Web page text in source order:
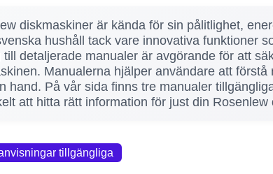
diskmaskiner är kända för sin pålitlighet,
hushåll tack vare innovativa funktioner
till detaljerade manualer är avgörande för att
Manualerna hjälper användare att
hand. På vår sida finns tre manualer
att hitta rätt information för just din Rosenlew
tillgängliga